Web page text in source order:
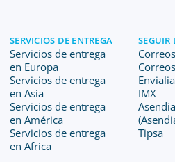
SERVICIOS DE ENTREGA
Servicios de entrega
en Europa
Servicios de entrega
en Asia
Servicios de entrega
en América
Servicios de entrega
en Africa
SEGUIR
Envialia
IMX
Tipsa